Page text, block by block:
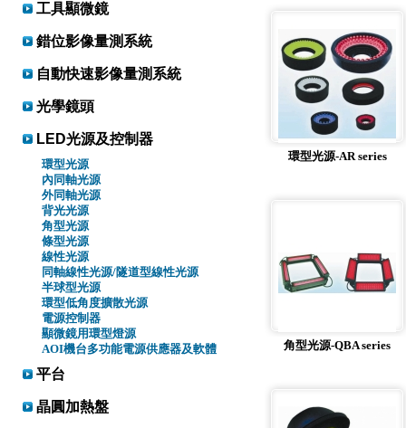
工具顯微鏡
錯位影像量測系統
自動快速影像量測系統
光學鏡頭
LED光源及控制器
環型光源
內同軸光源
外同軸光源
背光光源
角型光源
條型光源
線性光源
同軸線性光源/隧道型線性光源
半球型光源
環型低角度擴散光源
電源控制器
顯微鏡用環型燈源
AOI機台多功能電源供應器及軟體
平台
晶圓加熱盤
環型光源-AR series
角型光源-QBA series